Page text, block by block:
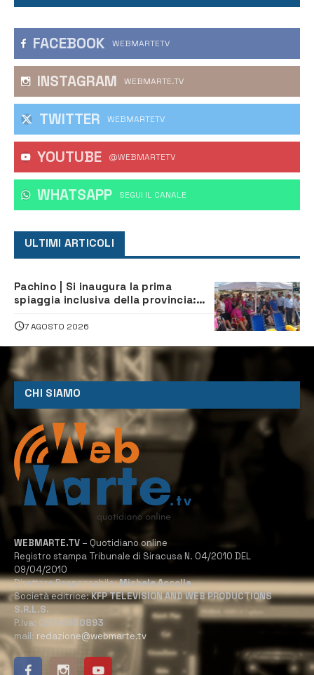
FACEBOOK WEBMARTETV
INSTAGRAM WEBMARTE.TV
TWITTER WEBMARTETV
YOUTUBE @WEBMARTETV
WHATSAPP ‎SEGUI IL CANALE
ULTIMI ARTICOLI
Pachino | Si inaugura la prima
spiaggia inclusiva della provincia:
tutti
7 AGOSTO 2026
CHI SIAMO
WEBMARTE.TV – Quotidiano online
Registro stampa Tribunale di Siracusa N. 04/2010 DEL
09/04/2010
Direttore Responsabile:Michele Accolla
Società editrice:KFP TELEVISION AND WEB PRODUCTIONS
S.R.L.S.
P.Iva: 02184950893
mail: redazione@webmarte.tv